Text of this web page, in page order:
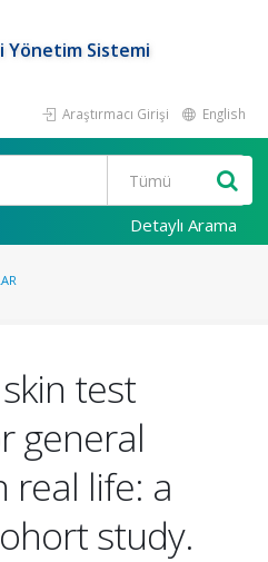
Yönetim Sistemi
Araştırmacı Girişi English
Detaylı Arama
test
general
real life: a
study.